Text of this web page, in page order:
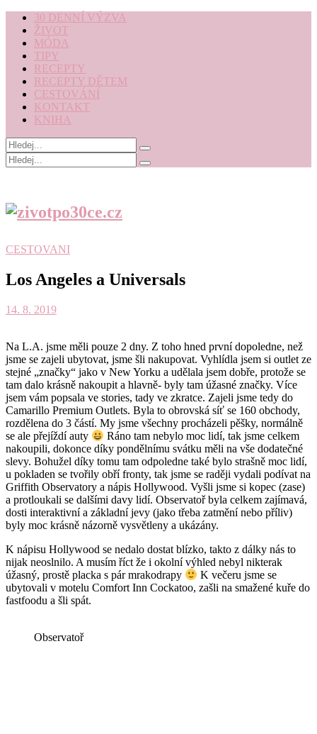
30 DENNÍ VÝZVA
ŽIVOT
MÓDA
TIPY
RECEPTY
RECEPTY DĚTEM
CESTOVÁNÍ
KONTAKT
KNIHA
CESTOVANI
Los Angeles a Universals
14. 8. 2019
Na L.A. jsme měli pouze 2 dny. Z toho hned první dopoledne, než
jsme se zajeli ubytovat, jsme šli nakupovat. Vyhlídla jsem si outlet ze
stejné „značky“ jako v New Yorku a udělala jsem dobře, protože se
tam dalo krásně nakoupit a hlavně- byly tam úžasné značky. Více
jsem vám popsala ve stories, tady ve zkratce. Zajeli jsme tedy do
Camarillo Premium Outlets. Byla to obrovská síť se 160 obchody,
rozdělena do 3 částí. My jsme všechny procházeli pěšky, normálně
se ale přejíždí auty
Ráno tam nebylo moc lidí, tak jsme celkem
nakoupili, dokonce díky pondělnímu svátku měli na vše dodatečné
slevy. Bohužel díky tomu tam odpoledne také bylo strašně moc lidí,
u pokladen se tvořily obří fronty, tak jsme se raději vydali podívat na
Griffith Observatory a nápis Hollywood. Vyšli jsme si kopec (zase)
a protloukali se dalšími davy lidí. Observatoř byla celkem zajímavá,
dosti interaktivní a základní jevy (jako třeba zatmění nebo příliv)
byly moc krásně názorně vysvětleny a ukázány.
K nápisu Hollywood se nedalo dostat blízko, takto z dálky nás to
nijak neoslnilo. A musím říct že i okolní výhled nebyl nikterak
úžasný, prostě placka s pár mrakodrapy
K večeru jsme se
ubytovali v motelu Comfort Inn Cockatoo, zašli na smažené kuře do
fastfoodu a šli spát.
Observatoř